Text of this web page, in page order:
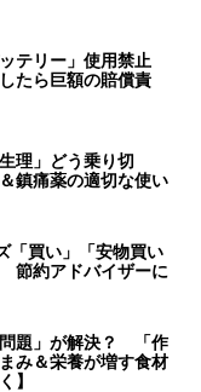
テリー」使用禁止
たら巨額の賠償責
理」どう乗り切
鎮痛薬の適切な使い
「買い」「安物買い
節約アドバイザーに
題」が解決？ 「作
み＆栄養が増す食材
】